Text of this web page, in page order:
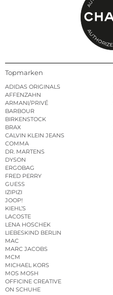
Topmarken
ADIDAS ORIGINALS
AFFENZAHN
ARMANI/PRIVÉ
BARBOUR
BIRKENSTOCK
BRAX
CALVIN KLEIN JEANS
COMMA
DR. MARTENS
DYSON
ERGOBAG
FRED PERRY
GUESS
IZIPIZI
JOOP!
KIEHL’S
LACOSTE
LENA HOSCHEK
LIEBESKIND BERLIN
MAC
MARC JACOBS
MCM
MICHAEL KORS
MOS MOSH
OFFICINE CREATIVE
ON SCHUHE